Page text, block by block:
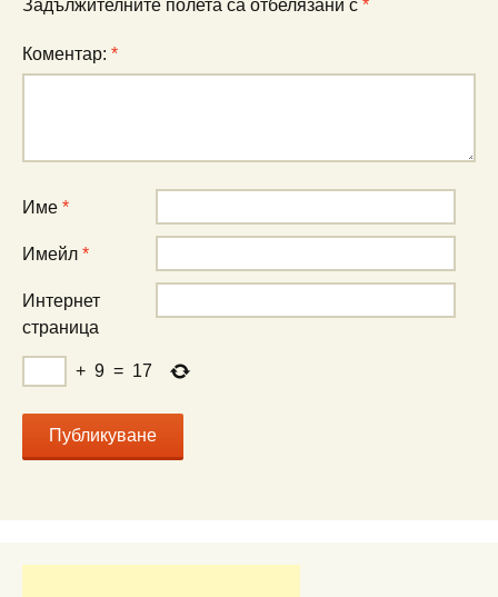
Задължителните полета са отбелязани с *
Коментар: *
Име *
Имейл *
Интернет
страница
+ 9 = 17